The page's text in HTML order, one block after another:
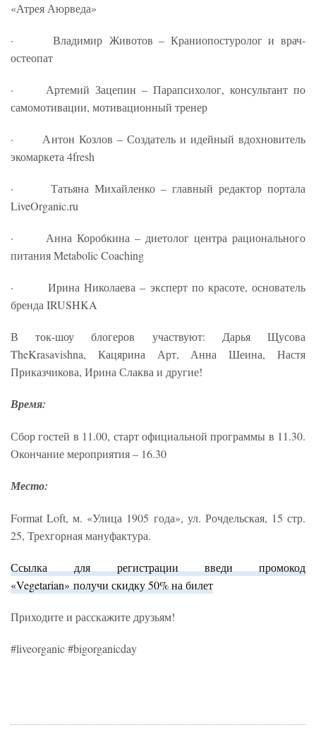
«Атрея Аюрведа»
· Владимир Животов – Краниопостуролог и врач-
остеопат
· Артемий Зацепин – Парапсихолог, консультант по
самомотивации, мотивационный тренер
· Антон Козлов – Создатель и идейный вдохновитель
экомаркета 4fresh
· Татьяна Михайленко – главный редактор портала
LiveOrganic.ru
· Анна Коробкина – диетолог центра рационального
питания Metabolic Coaching
· Ирина Николаева – эксперт по красоте, основатель
бренда IRUSHKA
В ток-шоу блогеров участвуют: Дарья Щусова
TheKrasavishna, Кацярина Арт, Анна Шеина, Настя
Приказчикова, Ирина Слаква и другие!
Время:
Сбор гостей в 11.00, старт официальной программы в 11.30.
Окончание мероприятия – 16.30
Место:
Format Loft, м. «Улица 1905 года», ул. Рочдельская, 15 стр.
25, Трехгорная мануфактура.
Ссылка для регистрации введи промокод
«Vegetarian»получи скидку 50% на билет
Приходите и расскажите друзьям!
#liveorganic #bigorganicday